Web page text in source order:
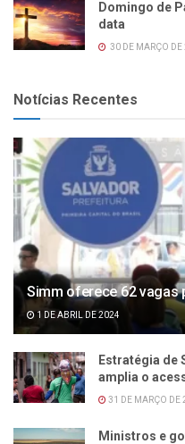
Domingo de
data
30 DE MARÇO DE
Notícias Recentes
Simm oferece 62 vagas
1 DE ABRIL DE 2024
Estratégia de
amplia o
31 DE MARÇO DE
Ministros e